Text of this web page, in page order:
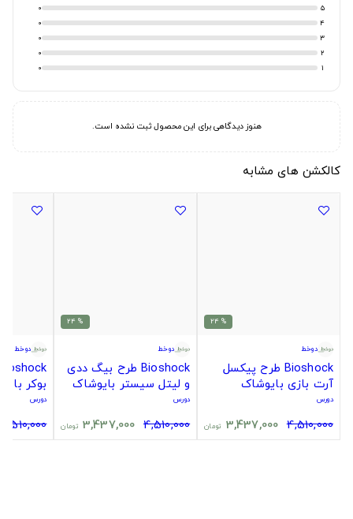
5
0
4
0
3
0
2
0
1
0
هنوز دیدگاهی برای این محصول ثبت نشده است.
کالکشن های مشابه
% 24
دوخط
Bioshock طرح پیکسل
آرت بازی بایوشاک
دورس
4,510,000
3,437,000 تومان
% 24
دوخط
Bioshock طرح بیگ ددی
و لیتل سیستر بایوشاک
دورس
4,510,000
3,437,000 تومان
دوخط
بوکر
دورس
4,510,000